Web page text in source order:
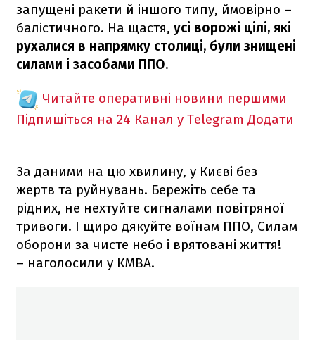
запущені ракети й іншого типу, ймовірно –
балістичного. На щастя, усі ворожі цілі, які
рухалися в напрямку столиці, були знищені
силами і засобами ППО.
Читайте оперативні новини першими
Підпишіться на 24 Канал у Telegram Додати
За даними на цю хвилину, у Києві без
жертв та руйнувань. Бережіть себе та
рідних, не нехтуйте сигналами повітряної
тривоги. І щиро дякуйте воїнам ППО, Силам
оборони за чисте небо і врятовані життя!
– наголосили у КМВА.